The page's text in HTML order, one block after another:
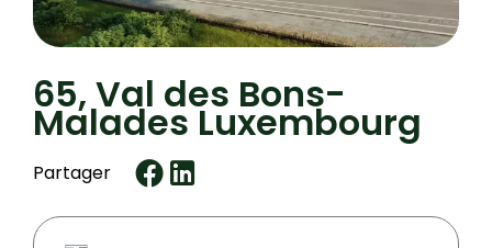
65, Val des Bons-
Malades Luxembourg
Partager